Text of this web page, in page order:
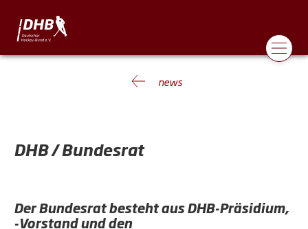
news
DHB / Bundesrat
Der Bundesrat besteht aus DHB-Präsidium,
-Vorstand und den